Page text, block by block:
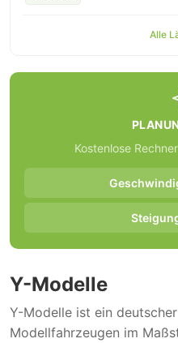
Alle
Kostenlose
Y-Modelle
Y-Modelle ist ein
Modellfahrzeugen im